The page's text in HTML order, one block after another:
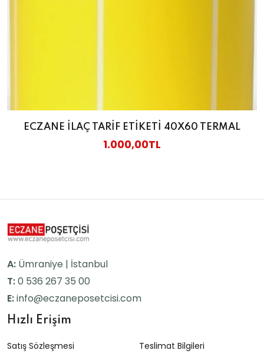
ECZANE İLAÇ TARİF ETİKETİ 40X60 TERMAL
1.000,00TL
A: Ümraniye | İstanbul
T:0 536 267 35 00
E:info@eczaneposetcisi.com
Hızlı Erişim
Satış Sözleşmesi Teslimat Bilgileri